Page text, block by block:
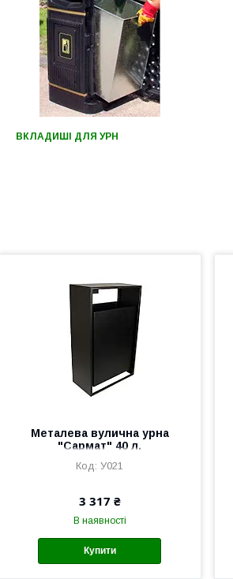
ВКЛАДИШІ ДЛЯ УРН
Металева вулична урна
"Сармат" 40 л.
У021
3 317 ₴
В наявності
Купити